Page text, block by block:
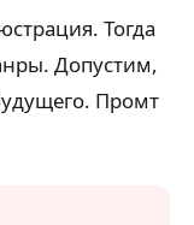
Тогда
Допустим,
Промт